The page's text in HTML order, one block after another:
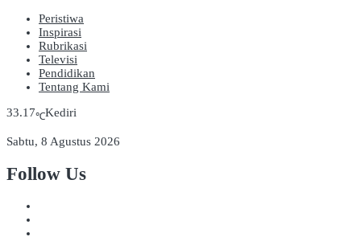
Peristiwa
Inspirasi
Rubrikasi
Televisi
Pendidikan
Tentang Kami
33.17℃Kediri
Sabtu, 8 Agustus 2026
Follow Us